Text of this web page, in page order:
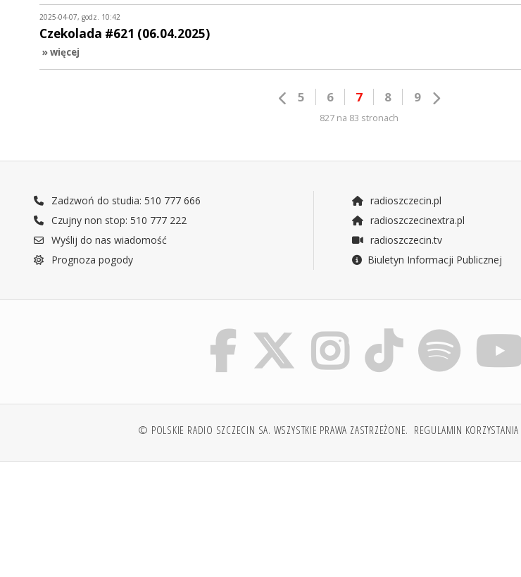
2025-04-07, godz. 10:42
Czekolada #621 (06.04.2025)
» więcej
5 6 7 8 9
827 na 83 stronach
Zadzwoń do studia: 510 777 666
Czujny non stop: 510 777 222
Wyślij do nas wiadomość
Prognoza pogody
radioszczecin.pl
radioszczecinextra.pl
radioszczecin.tv
Biuletyn Informacji Publicznej
© POLSKIE RADIO SZCZECIN SA. WSZYSTKIE PRAWA ZASTRZEŻONE. REGULAMIN